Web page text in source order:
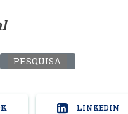
PESQUISA
LINKEDIN